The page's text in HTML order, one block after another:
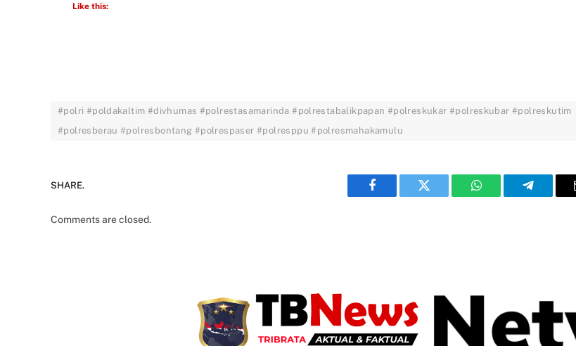
Like this:
#polri #poldakaltim #divhumas #polrestasamarinda #polrestabalikpapan #polreskukar #polreskubar #polreskutim
#polresberau #polresbontang #polrespaser #polresppu #polresmahakamulu
SHARE.
Facebook Twitter WhatsAppTelegram
Comments are closed.